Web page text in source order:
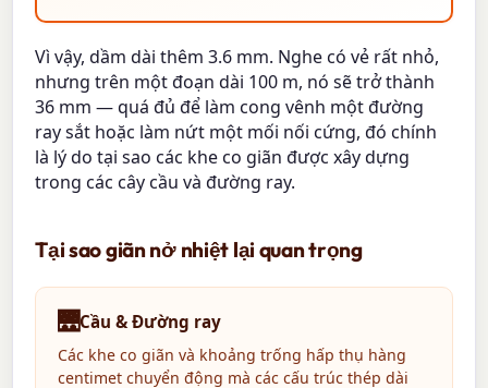
Vì vậy, dầm dài thêm 3.6 mm. Nghe có vẻ rất nhỏ,
nhưng trên một đoạn dài 100 m, nó sẽ trở thành
36 mm — quá đủ để làm cong vênh một đường
ray sắt hoặc làm nứt một mối nối cứng, đó chính
là lý do tại sao các khe co giãn được xây dựng
trong các cây cầu và đường ray.
Tại sao giãn nở nhiệt lại quan trọng
🌉Cầu & Đường ray
Các khe co giãn và khoảng trống hấp thụ hàng
centimet chuyển động mà các cấu trúc thép dài